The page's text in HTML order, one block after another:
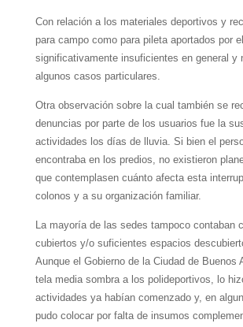
Con relación a los materiales deportivos y
para campo como para pileta aportados por
significativamente insuficientes en general y
algunos casos particulares.
Otra observación sobre la cual también se
denuncias por parte de los usuarios fue la
actividades los días de lluvia. Si bien el
encontraba en los predios, no existieron
que contemplasen cuánto afecta esta
colonos y a su organización familiar.
La mayoría de las sedes tampoco contaban
cubiertos y/o suficientes espacios
Aunque el Gobierno de la Ciudad de Buenos
tela media sombra a los polideportivos, lo
actividades ya habían comenzado y, en
pudo colocar por falta de insumos